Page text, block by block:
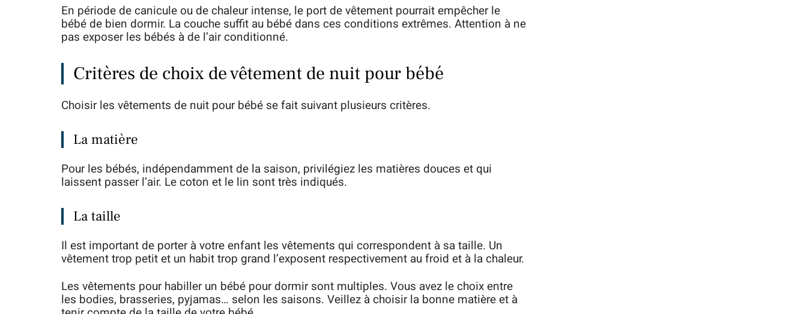
En période de canicule ou de chaleur intense, le port de vêtement pourrait empêcher le
bébé de bien dormir. La couche suffit au bébé dans ces conditions extrêmes. Attention à ne
pas exposer les bébés à de l’air conditionné.
Critères de choix de vêtement de nuit pour bébé
Choisir les vêtements de nuit pour bébé se fait suivant plusieurs critères.
La matière
Pour les bébés, indépendamment de la saison, privilégiez les matières douces et qui
laissent passer l’air. Le coton et le lin sont très indiqués.
La taille
Il est important de porter à votre enfant les vêtements qui correspondent à sa taille. Un
vêtement trop petit et un habit trop grand l’exposent respectivement au froid et à la chaleur.
Les vêtements pour habiller un bébé pour dormir sont multiples. Vous avez le choix entre
les bodies, brasseries, pyjamas… selon les saisons. Veillez à choisir la bonne matière et à